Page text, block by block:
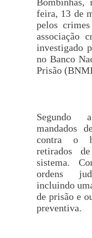
feira, 13 de
pelos
associação
investigado
no Banco
Prisão
Segundo
mandados
contra o
retirados
sistema.
ordens
incluindo
de prisão e
preventiva.